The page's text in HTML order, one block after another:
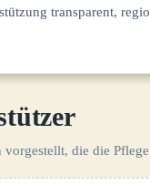
transparent,
die die